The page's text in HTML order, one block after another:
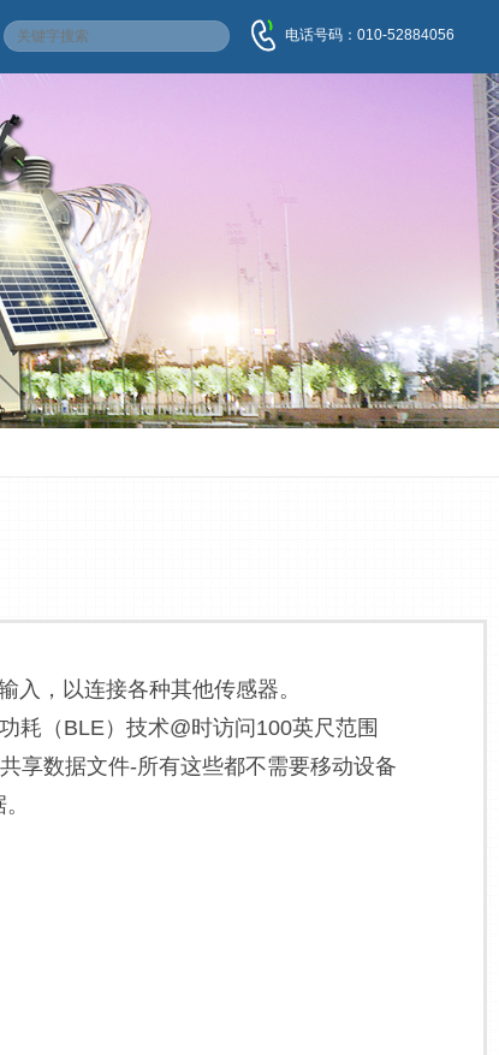
电话号码：010-52884056
，以连接各种其他传感器。
耗（BLE）技术@时访问100英尺范围
享数据文件-所有这些都不需要移动设备